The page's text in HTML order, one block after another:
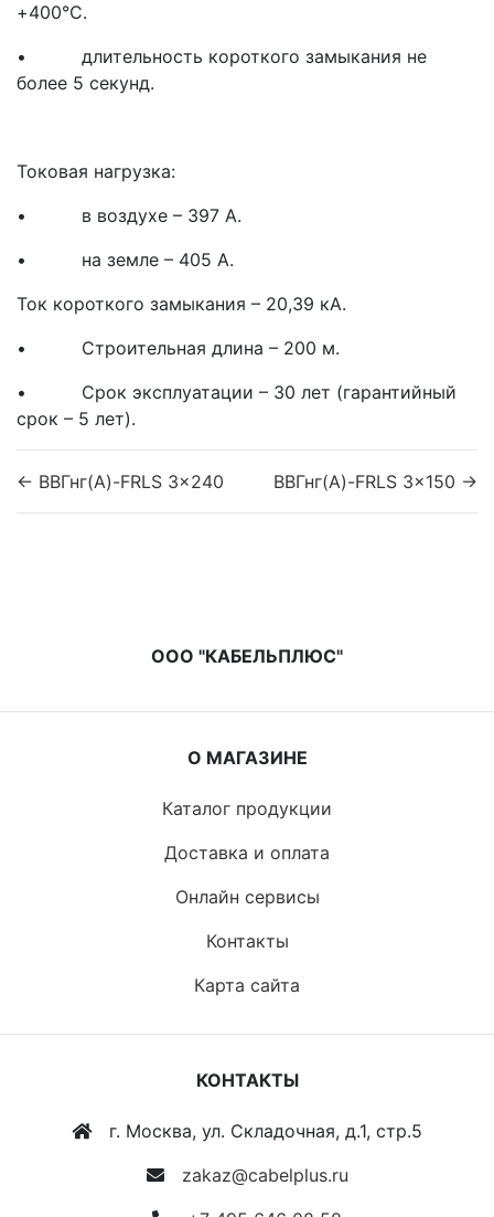
+400°С.
• длительность короткого замыкания не
более 5 секунд.
Токовая нагрузка:
• в воздухе – 397 А.
• на земле – 405 А.
Ток короткого замыкания – 20,39 кА.
• Строительная длина – 200 м.
• Срок эксплуатации – 30 лет (гарантийный
срок – 5 лет).
← ВВГнг(A)-FRLS 3x240 ВВГнг(A)-FRLS 3x150 →
ООО "КАБЕЛЬПЛЮС"
О МАГАЗИНЕ
Каталог продукции
Доставка и оплата
Онлайн сервисы
Контакты
Карта сайта
КОНТАКТЫ
г. Москва, ул. Складочная, д.1, стр.5
zakaz@cabelplus.ru